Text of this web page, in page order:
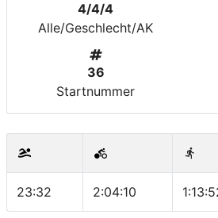
4/4/4
Alle/Geschlecht/AK
36
Startnummer
23:32 2:04:10